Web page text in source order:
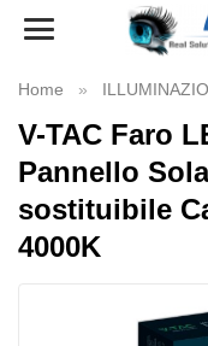
Toggle
Home
V-TAC Faro
Pannello
sostituibile
4000K